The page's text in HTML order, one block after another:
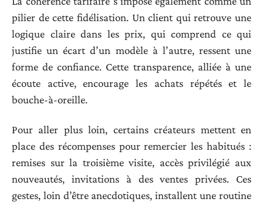
pilier de cette fidélisation. Un client qui retrouve une
logique claire dans les prix, qui comprend ce qui
justifie un écart d’un modèle à l’autre, ressent une
forme de confiance. Cette transparence, alliée à une
écoute active, encourage les achats répétés et le
bouche-à-oreille.
Pour aller plus loin, certains créateurs mettent en
place des récompenses pour remercier les habitués :
remises sur la troisième visite, accès privilégié aux
nouveautés, invitations à des ventes privées. Ces
gestes, loin d’être anecdotiques, installent une routine